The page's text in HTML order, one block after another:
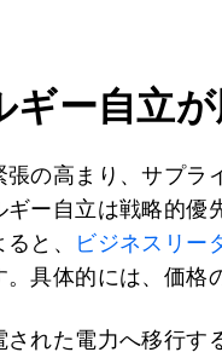
ギー自立
張の高まり、サプラ
ギー自立は戦略的優
と、
ビジネスリー
。具体的には、価格
された電力へ移行す